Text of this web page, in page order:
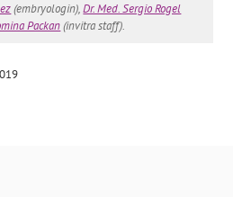
(embryologin),Dr. Med. Sergio Rogel
Packan(invitra staff).